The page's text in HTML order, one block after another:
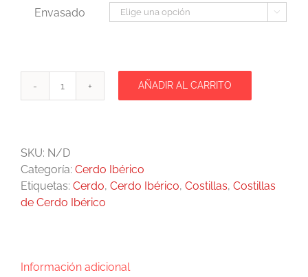
Envasado 
Costillas
cantidad
AÑADIR AL CARRITO
SKU: N/D
Categoría: Cerdo Ibérico
Etiquetas: Cerdo, Cerdo Ibérico, Costillas, Costillas
de Cerdo Ibérico
Información adicional